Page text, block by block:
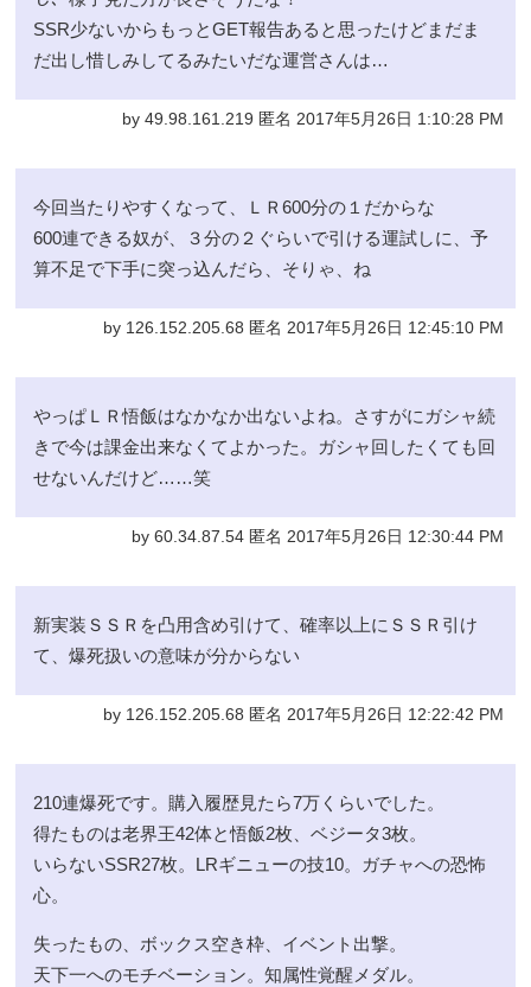
SSR少ないからもっとGET報告あると思ったけどまだま
だ出し惜しみしてるみたいだな運営さんは…
by 49.98.161.219 匿名 2017年5月26日 1:10:28 PM
今回当たりやすくなって、ＬＲ600分の１だからな
600連できる奴が、３分の２ぐらいで引ける運試しに、予
算不足で下手に突っ込んだら、そりゃ、ね
by 126.152.205.68 匿名 2017年5月26日 12:45:10 PM
やっぱＬＲ悟飯はなかなか出ないよね。さすがにガシャ続
きで今は課金出来なくてよかった。ガシャ回したくても回
せないんだけど……笑
by 60.34.87.54 匿名 2017年5月26日 12:30:44 PM
新実装ＳＳＲを凸用含め引けて、確率以上にＳＳＲ引け
て、爆死扱いの意味が分からない
by 126.152.205.68 匿名 2017年5月26日 12:22:42 PM
210連爆死です。購入履歴見たら7万くらいでした。
得たものは老界王42体と悟飯2枚、ベジータ3枚。
いらないSSR27枚。LRギニューの技10。ガチャへの恐怖
心。
失ったもの、ボックス空き枠、イベント出撃。
天下一へのモチベーション。知属性覚醒メダル。